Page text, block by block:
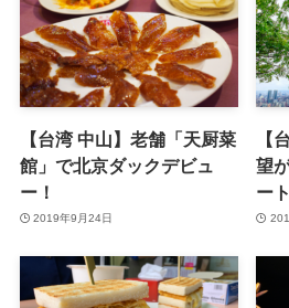
【台湾 中山】老舗「天厨菜
館」で北京ダックデビュ
ー！
2019年9月24日
【
望
ー